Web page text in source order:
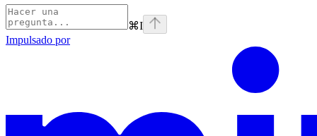
⌘I
Impulsado por